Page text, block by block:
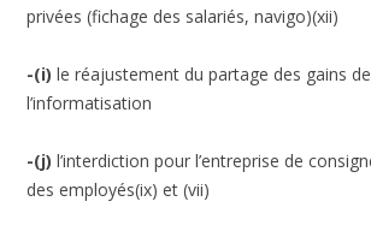
privées (fichage des salariés, navigo)(xii)
-(i) le réajustement du partage des gains
l’informatisation
-(j) l’interdiction pour l’entreprise de
des employés(ix) et (vii)